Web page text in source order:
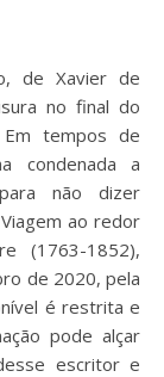
no final do
tempos de
condenada a
não dizer
ao redor
(1763-1852),
de 2020, pela
é restrita e
pode alçar
escritor e